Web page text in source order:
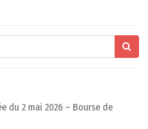
du 2 mai 2026 – Bourse de